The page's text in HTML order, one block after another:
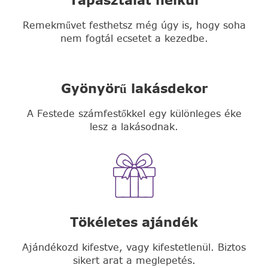
Remekművet festhetsz még úgy is, hogy soha
nem fogtál ecsetet a kezedbe.
Gyönyörű lakásdekor
A Festede számfestőkkel egy különleges éke
lesz a lakásodnak.
Tökéletes ajándék
Ajándékozd kifestve, vagy kifestetlenül. Biztos
sikert arat a meglepetés.